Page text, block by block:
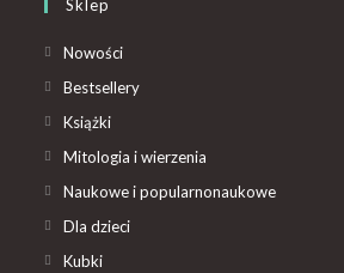
Sklep
Nowości
Bestsellery
Książki
Mitologia i wierzenia
Naukowe i popularnonaukowe
Dla dzieci
Kubki